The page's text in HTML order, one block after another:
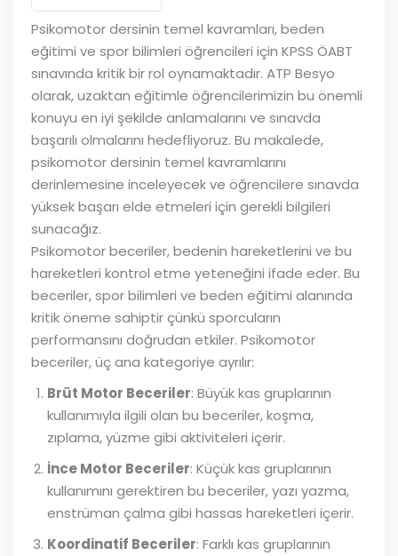
Psikomotor dersinin temel kavramları, beden
eğitimi ve spor bilimleri öğrencileri için KPSS ÖABT
sınavında kritik bir rol oynamaktadır. ATP Besyo
olarak, uzaktan eğitimle öğrencilerimizin bu önemli
konuyu en iyi şekilde anlamalarını ve sınavda
başarılı olmalarını hedefliyoruz. Bu makalede,
psikomotor dersinin temel kavramlarını
derinlemesine inceleyecek ve öğrencilere sınavda
yüksek başarı elde etmeleri için gerekli bilgileri
sunacağız.
Psikomotor beceriler, bedenin hareketlerini ve bu
hareketleri kontrol etme yeteneğini ifade eder. Bu
beceriler, spor bilimleri ve beden eğitimi alanında
kritik öneme sahiptir çünkü sporcuların
performansını doğrudan etkiler. Psikomotor
beceriler, üç ana kategoriye ayrılır:
Brüt Motor Beceriler: Büyük kas gruplarının
kullanımıyla ilgili olan bu beceriler, koşma,
zıplama, yüzme gibi aktiviteleri içerir.
İnce Motor Beceriler: Küçük kas gruplarının
kullanımını gerektiren bu beceriler, yazı yazma,
enstrüman çalma gibi hassas hareketleri içerir.
Koordinatif Beceriler: Farklı kas gruplarının